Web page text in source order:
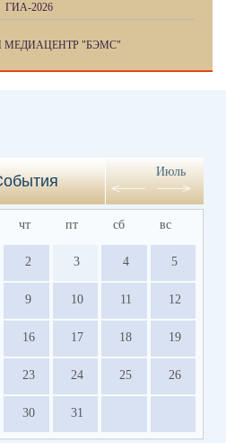
ГИА-2026
"БЭМС"
Июль
чт пт сб вс
2 3 4 5
9 10 11 12
16 17 18 19
23 24 25 26
30 31